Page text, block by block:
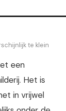
te klein
een
Het is
in vrijwel